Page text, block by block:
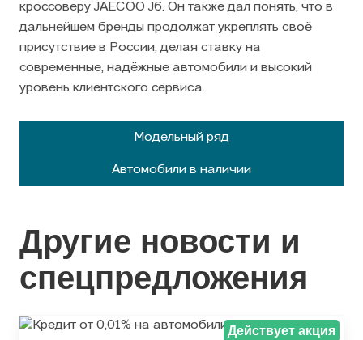
кроссоверу JAECOO J6. Он также дал понять, что в
дальнейшем бренды продолжат укреплять своё
присутствие в России, делая ставку на
современные, надёжные автомобили и высокий
уровень клиентского сервиса.
Модельный ряд
Автомобили в наличии
Другие новости и
спецпредложения
Действует акция